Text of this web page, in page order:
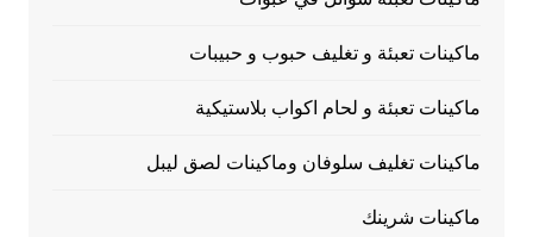
ماكينات تعبئة و تغليف حبوب و حبيبات
ماكينات تعبئة و لحام اكواب بلاستيكية
ماكينات تغليف سلوفان وماكينات لصق ليبل
ماكينات شرينك